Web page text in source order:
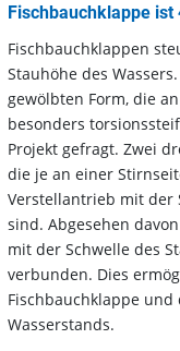
Fischbauchklappe ist
Fischbauchklappen
Stauhöhe des
gewölbten Form, die
besonders
Projekt gefragt. Zwei
die je an einer
Verstellantrieb mit der
sind. Abgesehen
mit der Schwelle des
verbunden. Dies
Fischbauchklappe
Wasserstands.